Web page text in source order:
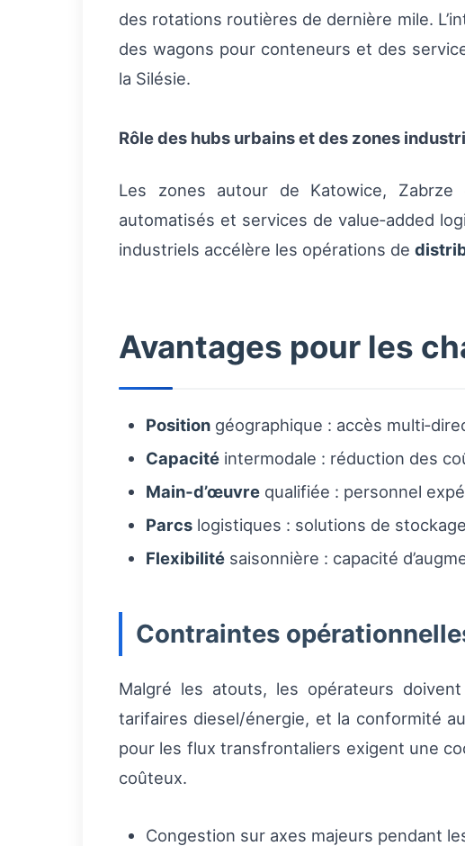
des rotations routières de dernière mile.
des wagons pour conteneurs et des
la Silésie.
Rôle des hubs urbains et des zones
Les zones autour de Katowice,
automatisés et services de value‑added
industriels accélère les opérations de
Avantages pour les
Position géographique : accès
Capacité intermodale : réduction des
Main‑d’œuvre qualifiée : personnel
Parcs logistiques : solutions de
Flexibilité saisonnière : capacité
Contraintes
Malgré les atouts, les opérateurs
tarifaires diesel/énergie, et la conformité
pour les flux transfrontaliers exigent une
coûteux.
Congestion sur axes majeurs pendant